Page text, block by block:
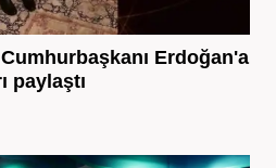
Cumhurbaşkanı Erdoğan'a
paylaştı